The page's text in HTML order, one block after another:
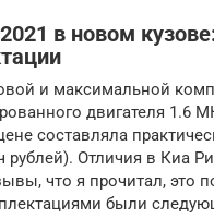
в новом
и максимальной
двигателя 1.6
составляла
рублей). Отличия в Киа
что я прочитал, это
были